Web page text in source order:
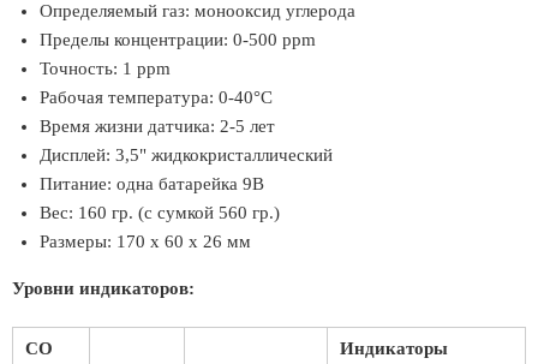
Определяемый газ: монооксид углерода
Пределы концентрации: 0-500 ppm
Точность: 1 ppm
Рабочая температура: 0-40°С
Время жизни датчика: 2-5 лет
Дисплей: 3,5" жидкокристаллический
Питание: одна батарейка 9В
Вес: 160 гр. (с сумкой 560 гр.)
Размеры: 170 х 60 х 26 мм
Уровни индикаторов:
CO
Индикаторы